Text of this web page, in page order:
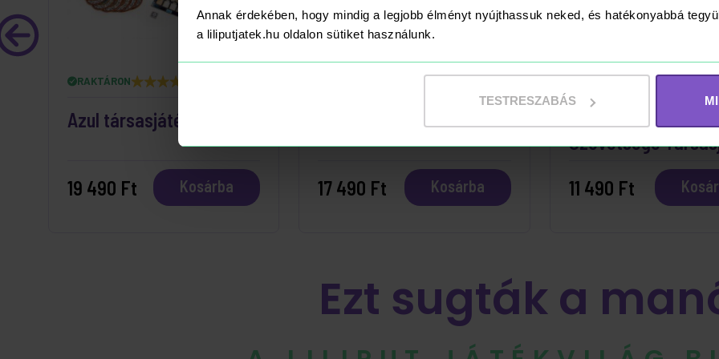
Annak érdekében, hogy mindig a legjobb élményt nyújthassuk neked, és hatékonyabbá
a liliputjatek.hu oldalon sütiket használunk.
TESTRESZABÁS
RAKTÁRON
Azul társasjáték
19 490 Ft Kosárba
Ticket to Ride Európa
17 490 Ft Kosárba
A Gyűrűk Ura - A
Szövetsége
11 490 Ft
Ezt sugták a